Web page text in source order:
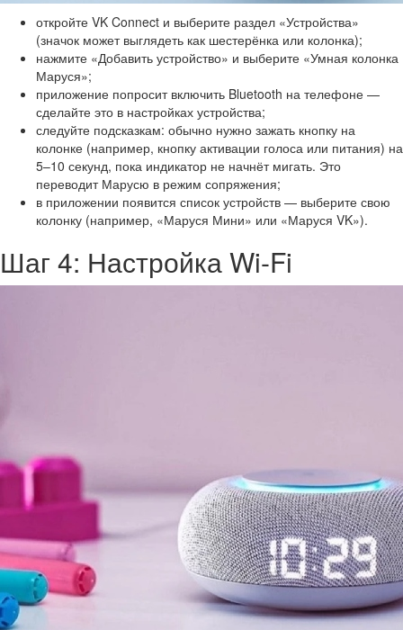
откройте VK Connect и выберите раздел «Устройства»
(значок может выглядеть как шестерёнка или колонка);
нажмите «Добавить устройство» и выберите «Умная колонка
Маруся»;
приложение попросит включить Bluetooth на телефоне —
сделайте это в настройках устройства;
следуйте подсказкам: обычно нужно зажать кнопку на
колонке (например, кнопку активации голоса или питания) на
5–10 секунд, пока индикатор не начнёт мигать. Это
переводит Марусю в режим сопряжения;
в приложении появится список устройств — выберите свою
колонку (например, «Маруся Мини» или «Маруся VK»).
Шаг 4: Настройка Wi-Fi